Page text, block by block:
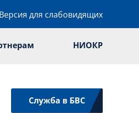
Версия для слабовидящих
НИОКР
Служба в БВС